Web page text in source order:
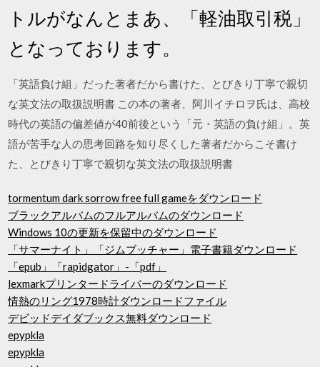
トルがなんとまあ、「軽油取引税」
となっております。
「英語負け組」だった著者だから書けた、とびきり丁寧で親切
な英文法の取扱説明書 この本の著者、阿川イチロヲ氏は、高校
時代の英語の偏差値が40前後という「元・英語の負け組」。英
語が苦手な人の思考回路を知り尽くした著者だからこそ書け
た、とびきり丁寧で親切な英文法の取扱説明書
tormentum dark sorrow free full gameをダウンロード
ブラックアルバムのフルアルバムのダウンロード
Windows 10の更新を保留中のダウンロード
「サマーナイト」「ジムブッチャー」電子書籍ダウンロード
「epub」「rapidgator」-「pdf」
lexmarkプリンタードライバーのダウンロード
情熱のリング1978時計ダウンロードファイル
デビッドデイダブックス無料ダウンロード
epypkla
epypkla